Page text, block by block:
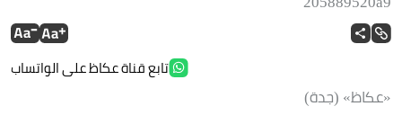
تابع قناة عكاظ على الواتساب
«عكاظ» (جدة)